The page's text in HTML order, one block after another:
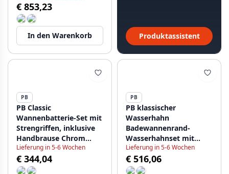
€ 853,23
In den Warenkorb Produktassistent
PB
PB Classic
Wannenbatterie-Set mit
Strengriffen, inklusive
Handbrause Chrom
1208855212
Lieferung in 5-6 Wochen
€ 344,04
PB
PB klassischer
Wasserhahn
Badewannenrand-
Wasserhahnset mit
Sternknöpfen inklusive
Handbrause Bronze
1208855222
Lieferung in 5-6 Wochen
€ 516,06